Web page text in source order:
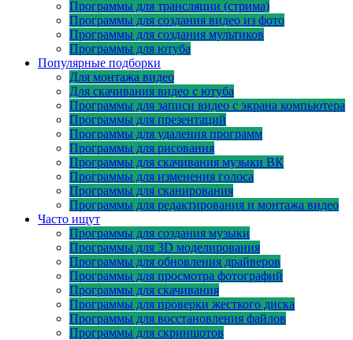
Программы для трансляции (стрима)
Программы для создания видео из фото
Программы для создания мультиков
Программы для ютуба
Популярные подборки
Для монтажа видео
Для скачивания видео с ютуба
Программы для записи видео с экрана компьютера
Программы для презентаций
Программы для удаления программ
Программы для рисования
Программы для скачивания музыки ВК
Программы для изменения голоса
Программы для сканирования
Программы для редактирования и монтажа видео
Часто ищут
Программы для создания музыки
Программы для 3D моделирования
Программы для обновления драйверов
Программы для просмотра фотографий
Программы для скачивания
Программы для проверки жесткого диска
Программы для восстановления файлов
Программы для скриншотов